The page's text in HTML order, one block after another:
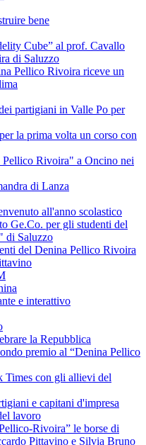
bene
Cube” al prof. Cavallo
di Saluzzo
Pellico Rivoira riceve un
partigiani in Valle Po per
la prima volta un corso con
Rivoira" a Oncino nei
di Lanza
all'anno scolastico
Ge.Co. per gli studenti del
di Saluzzo
del Denina Pellico Rivoira
e interattivo
la Repubblica
premio al “Denina Pellico
Times con gli allievi del
e capitani d'impresa
lavoro
Rivoira” le borse di
Pittavino e Silvia Bruno